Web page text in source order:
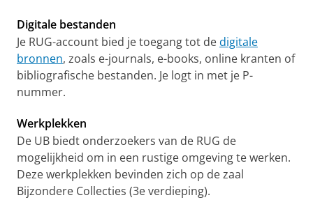
Digitale bestanden
Je RUG-account bied je toegang tot dedigitale
bronnen, zoals e-journals, e-books, online kranten of
bibliografische bestanden. Je logt in met je P-
nummer.
Werkplekken
De UB biedt onderzoekers van de RUG de
mogelijkheid om in een rustige omgeving te werken.
Deze werkplekken bevinden zich op de zaal
Bijzondere Collecties (3e verdieping).